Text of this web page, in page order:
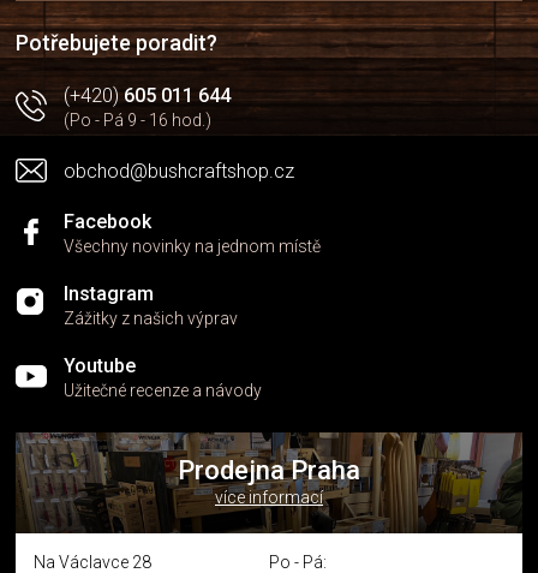
í
Potřebujete poradit?
(+420)605 011 644
(Po - Pá 9 - 16 hod.)
obchod@bushcraftshop.cz
Facebook
Všechny novinky na jednom místě
Instagram
Zážitky z našich výprav
Youtube
Užitečné recenze a návody
Prodejna Praha
více informací
Na Václavce 28
Po - Pá: